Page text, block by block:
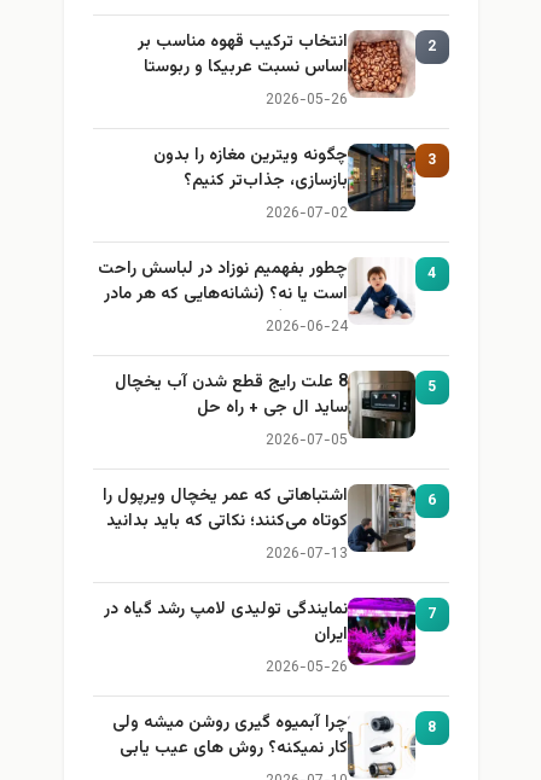
2
انتخاب ترکیب قهوه مناسب بر
اساس نسبت عربیکا و ربوستا
2026-05-26
3
چگونه ویترین مغازه را بدون
بازسازی، جذاب‌تر کنیم؟
2026-07-02
4
چطور بفهمیم نوزاد در لباسش راحت
است یا نه؟ (نشانه‌هایی که هر مادر
باید بداند)
2026-06-24
5
8 علت رایج قطع شدن آب یخچال
ساید ال جی + راه حل
2026-07-05
6
اشتباهاتی که عمر یخچال ویرپول را
کوتاه می‌کنند؛ نکاتی که باید بدانید
2026-07-13
7
نمایندگی تولیدی لامپ رشد گیاه در
ایران
2026-05-26
8
چرا آبمیوه گیری روشن میشه ولی
کار نمیکنه؟ روش های عیب یابی